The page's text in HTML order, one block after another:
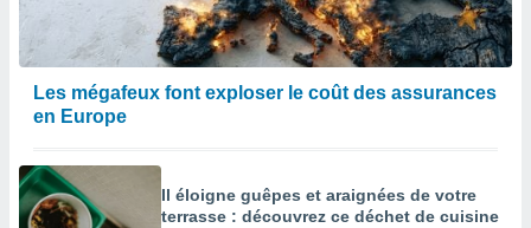
Les mégafeux font exploser le coût des assurances
en Europe
Il éloigne guêpes et araignées de votre
terrasse : découvrez ce déchet de cuisine